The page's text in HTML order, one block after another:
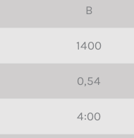
B
1400
0,54
4:00